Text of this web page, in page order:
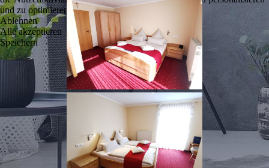
und zu optimieren.
Ablehnen
Alle akzeptieren
Speichern